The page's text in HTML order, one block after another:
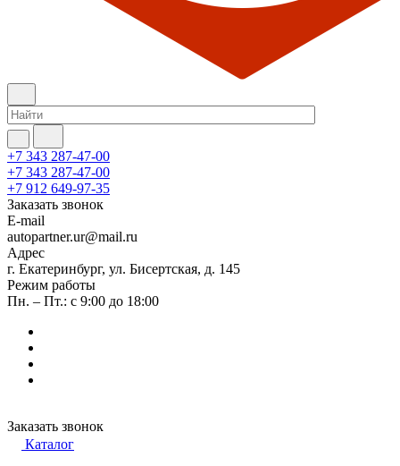
+7 343 287-47-00
+7 343 287-47-00
+7 912 649-97-35
Заказать звонок
E-mail
autopartner.ur@mail.ru
Адрес
г. Екатеринбург, ул. Бисертская, д. 145
Режим работы
Пн. – Пт.: с 9:00 до 18:00
Заказать звонок
Каталог